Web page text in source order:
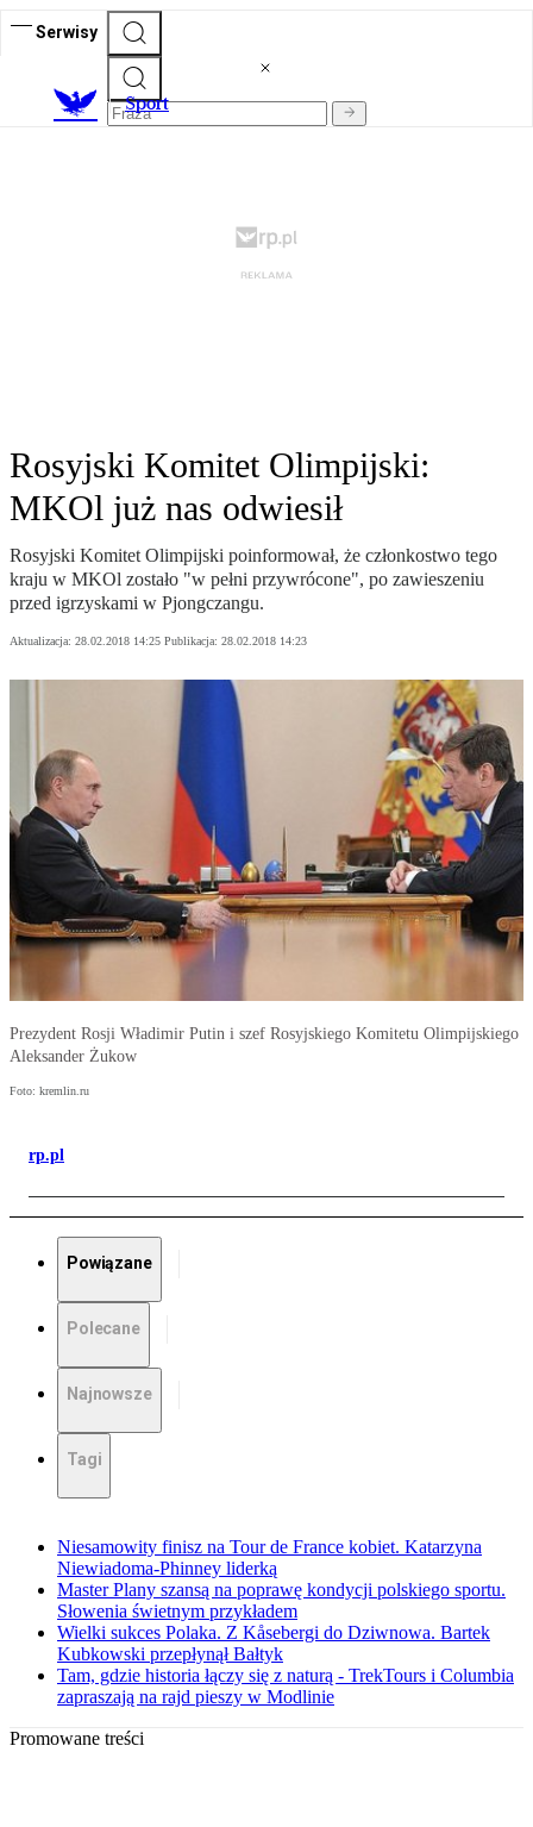
Serwisy
Sport
Rosyjski Komitet Olimpijski:
MKOl już nas odwiesił
Rosyjski Komitet Olimpijski poinformował, że członkostwo tego
kraju w MKOl zostało "w pełni przywrócone", po zawieszeniu
przed igrzyskami w Pjongczangu.
Aktualizacja: 28.02.2018 14:25 Publikacja: 28.02.2018 14:23
Prezydent Rosji Władimir Putin i szef Rosyjskiego Komitetu Olimpijskiego
Aleksander Żukow
Foto: kremlin.ru
rp.pl
Powiązane
Polecane
Najnowsze
Tagi
Niesamowity finisz na Tour de France kobiet. Katarzyna
Niewiadoma-Phinney liderką
Master Plany szansą na poprawę kondycji polskiego sportu.
Słowenia świetnym przykładem
Wielki sukces Polaka. Z Kåsebergi do Dziwnowa. Bartek
Kubkowski przepłynął Bałtyk
Tam, gdzie historia łączy się z naturą - TrekTours i Columbia
zapraszają na rajd pieszy w Modlinie
Promowane treści